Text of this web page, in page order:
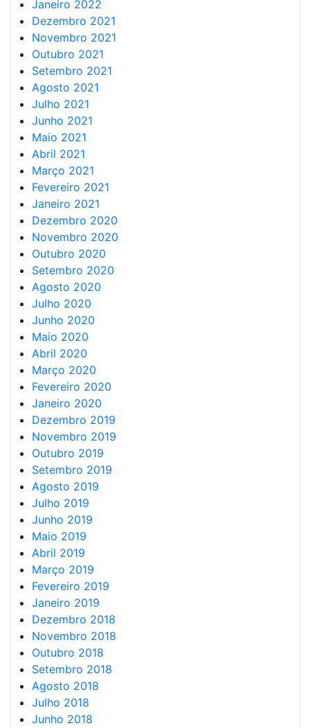
Janeiro 2022
Dezembro 2021
Novembro 2021
Outubro 2021
Setembro 2021
Agosto 2021
Julho 2021
Junho 2021
Maio 2021
Abril 2021
Março 2021
Fevereiro 2021
Janeiro 2021
Dezembro 2020
Novembro 2020
Outubro 2020
Setembro 2020
Agosto 2020
Julho 2020
Junho 2020
Maio 2020
Abril 2020
Março 2020
Fevereiro 2020
Janeiro 2020
Dezembro 2019
Novembro 2019
Outubro 2019
Setembro 2019
Agosto 2019
Julho 2019
Junho 2019
Maio 2019
Abril 2019
Março 2019
Fevereiro 2019
Janeiro 2019
Dezembro 2018
Novembro 2018
Outubro 2018
Setembro 2018
Agosto 2018
Julho 2018
Junho 2018